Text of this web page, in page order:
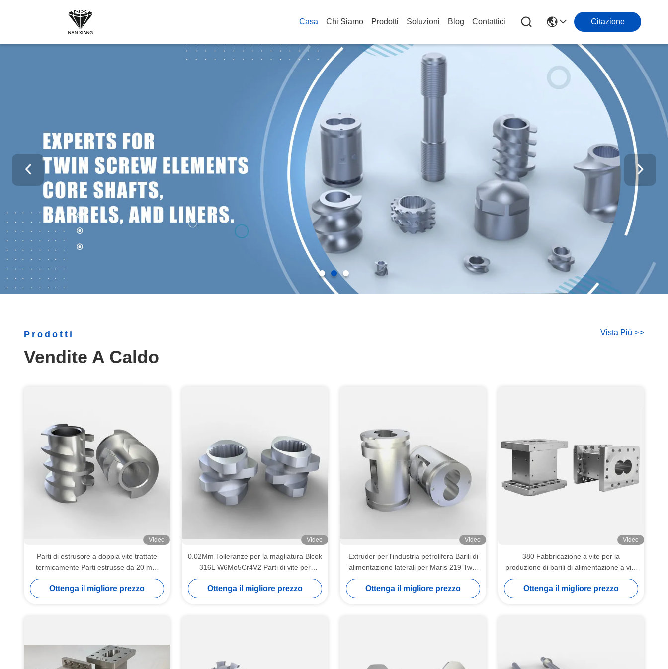
Casa Chi Siamo Prodotti Soluzioni Blog Contattici Citazione
Prodotti
Vendite A Caldo
Vista Più >>
Video
Parti di estrusore a doppia vite trattate
termicamente Parti estrusse da 20 mm
per la miscelazione di polimeri
Ottenga il migliore prezzo
Video
0.02Mm Tolleranze per la magliatura Blcok
316L W6Mo5Cr4V2 Parti di vite per
estrusori
Ottenga il migliore prezzo
Video
Extruder per l'industria petrolifera Barili di
alimentazione laterali per Maris 219 Twin
Screw Extruder Pelletizer
Ottenga il migliore prezzo
Video
380 Fabbricazione a vite per la
produzione di barili di alimentazione a vite
per l'estrussione
Ottenga il migliore prezzo